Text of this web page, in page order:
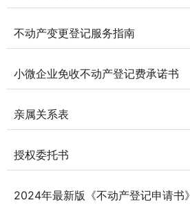
不动产变更登记服务指南
小微企业免收不动产登记费承诺书
亲属关系表
授权委托书
2024年最新版《不动产登记申请书》